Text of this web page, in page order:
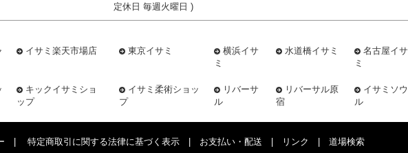
定休日 毎週火曜日 )
イサミ楽天市場店 東京イサミ
横浜イサ
ミ
水道橋イサミ
名古屋イサ
ミ
キックイサミショ
ップ
イサミ柔術ショッ
プ
リバーサ
ル
リバーサル原
宿
イサミソウ
ル
特定商取引に関する法律に基づく表示 お支払い・配送 リンク 道場検索